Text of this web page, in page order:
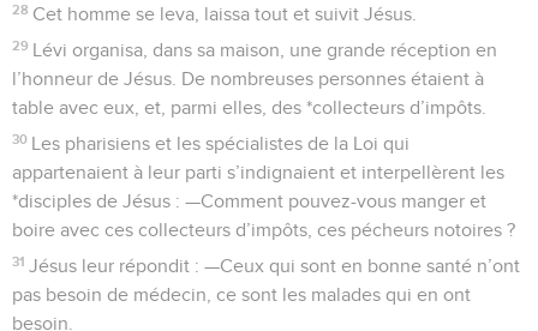
28 Cet homme se leva, laissa tout et suivit Jésus.
29 Lévi organisa, dans sa maison, une grande réception en
l’honneur de Jésus. De nombreuses personnes étaient à
table avec eux, et, parmi elles, des *collecteurs d’impôts.
30 Les pharisiens et les spécialistes de la Loi qui
appartenaient à leur parti s’indignaient et interpellèrent les
*disciples de Jésus : —Comment pouvez-vous manger et
boire avec ces collecteurs d’impôts, ces pécheurs notoires ?
31 Jésus leur répondit : —Ceux qui sont en bonne santé n’ont
pas besoin de médecin, ce sont les malades qui en ont
besoin.